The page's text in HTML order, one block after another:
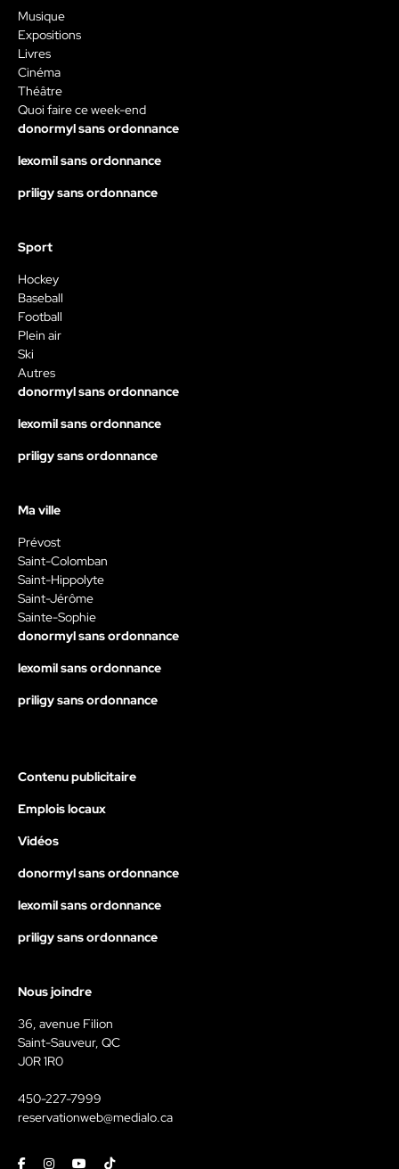
Musique
Expositions
Livres
Cinéma
Théâtre
Quoi faire ce week-end
donormyl sans ordonnance
lexomil sans ordonnance
priligy sans ordonnance
Sport
Hockey
Baseball
Football
Plein air
Ski
Autres
donormyl sans ordonnance
lexomil sans ordonnance
priligy sans ordonnance
Ma ville
Prévost
Saint-Colomban
Saint-Hippolyte
Saint-Jérôme
Sainte-Sophie
donormyl sans ordonnance
lexomil sans ordonnance
priligy sans ordonnance
Contenu publicitaire
Emplois locaux
Vidéos
donormyl sans ordonnance
lexomil sans ordonnance
priligy sans ordonnance
Nous joindre
36, avenue Filion
Saint-Sauveur, QC
J0R 1R0
450-227-7999
reservationweb@medialo.ca
FacebookInstagramYoutubeTiktok